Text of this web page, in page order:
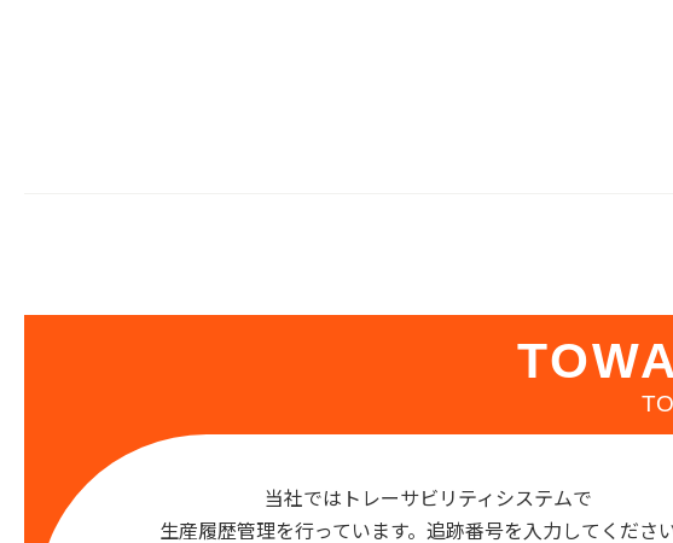
当社ではトレーサビリティシステムで
生産履歴管理を行っています。 追跡番号を入力してください